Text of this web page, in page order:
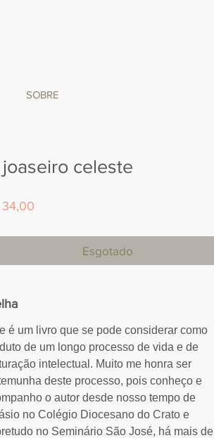
SOBRE
celeste
34,00Preço
Esgotado
é um livro que se pode considerar como
de um longo processo de vida e de
intelectual. Muito me honra ser
deste processo, pois conheço e
o autor desde nosso tempo de
no Colégio Diocesano do Crato e
no Seminário São José, há mais de